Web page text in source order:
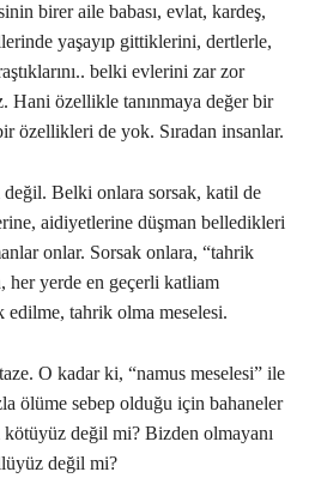
birer aile babası, evlat, kardeş,
yaşayıp gittiklerini, dertlerle,
belki evlerini zar zor
Hani özellikle tanınmaya değer bir
özellikleri de yok. Sıradan insanlar.
Belki onlara sorsak, katil de
aidiyetlerine düşman belledikleri
onlar. Sorsak onlara, “tahrik
her yerde en geçerli katliam
edilme, tahrik olma meselesi.
O kadar ki, “namus meselesi” ile
ölüme sebep olduğu için bahaneler
kötüyüz değil mi? Bizden olmayanı
değil mi?